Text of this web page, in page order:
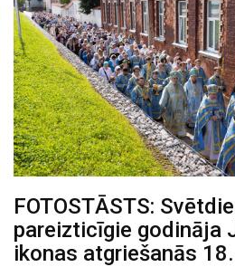
FOTOSTĀSTS:
pareizticīgie godināja
ikonas atgriešanās